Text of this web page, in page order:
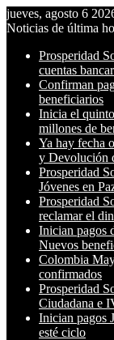
jueves, agosto 6
Noticias de última
Prosperidad
cuentas
Confirman
beneficiarios
Inicia el
millones de
Ya hay fecha
y Devolución
Prosperidad
Jóvenes en
Prosperidad
reclamar el
Inician pagos
Nuevos
Colombia
confirmados
Prosperidad
Ciudadana e
Inician pagos
esté ciclo